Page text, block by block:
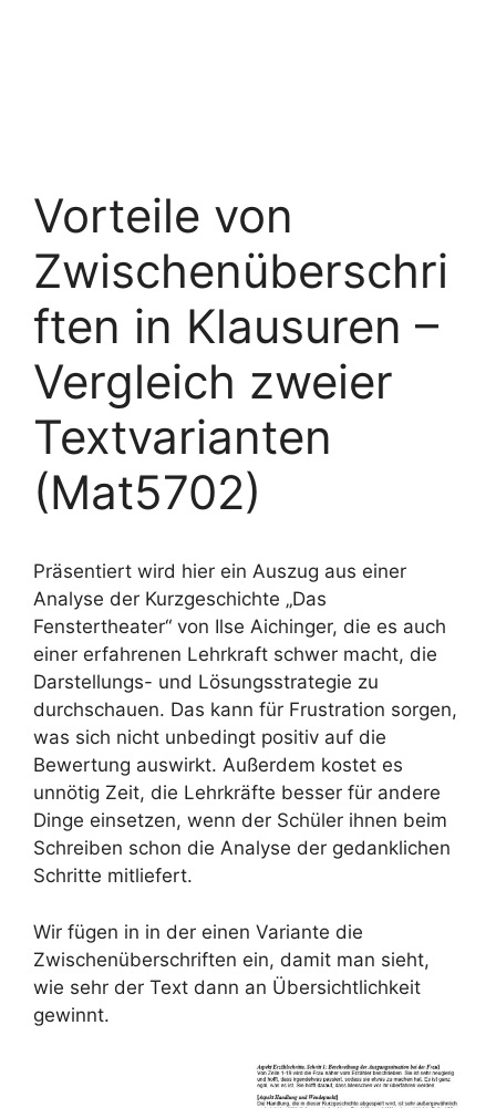
Vorteile von
Zwischenüberschri
ften in Klausuren –
Vergleich zweier
Textvarianten
(Mat5702)
Präsentiert wird hier ein Auszug aus einer
Analyse der Kurzgeschichte „Das
Fenstertheater“ von Ilse Aichinger, die es auch
einer erfahrenen Lehrkraft schwer macht, die
Darstellungs- und Lösungsstrategie zu
durchschauen. Das kann für Frustration sorgen,
was sich nicht unbedingt positiv auf die
Bewertung auswirkt. Außerdem kostet es
unnötig Zeit, die Lehrkräfte besser für andere
Dinge einsetzen, wenn der Schüler ihnen beim
Schreiben schon die Analyse der gedanklichen
Schritte mitliefert.
Wir fügen in in der einen Variante die
Zwischenüberschriften ein, damit man sieht,
wie sehr der Text dann an Übersichtlichkeit
gewinnt.